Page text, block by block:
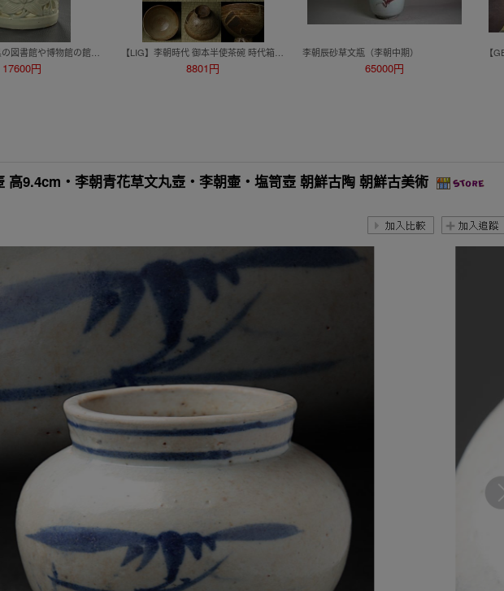
17600円 8801円
李朝辰砂草文瓶（李朝中期）
65000円
高9.4cm・李朝青花草文丸壺・李朝壷・塩笥壺 朝鮮古陶 朝鮮古美術